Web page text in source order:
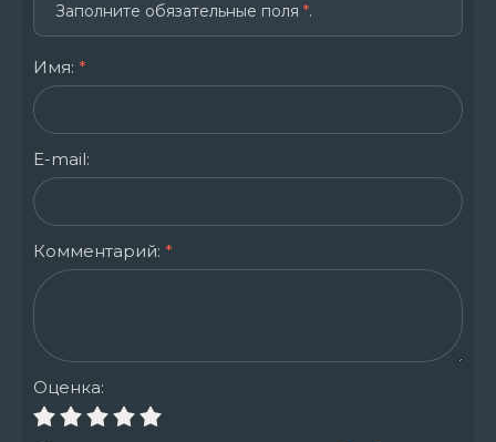
Заполните обязательные поля *.
Имя: *
E-mail:
Комментарий: *
Оценка: